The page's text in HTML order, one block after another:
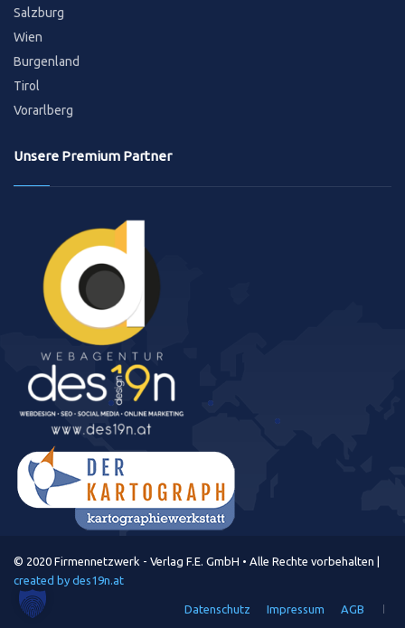
Salzburg
Wien
Burgenland
Tirol
Vorarlberg
Unsere Premium Partner
© 2020 Firmennetzwerk - Verlag F.E. GmbH • Alle Rechte vorbehalten |
created by des19n.at
Datenschutz Impressum AGB